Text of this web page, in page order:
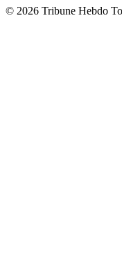
© 2026 Tribune Hebdo